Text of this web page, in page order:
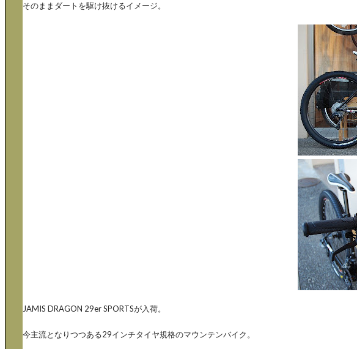
そのままダートを駆け抜けるイメージ。
JAMIS DRAGON 29er SPORTSが入荷。
今主流となりつつある29インチタイヤ規格のマウンテンバイク。